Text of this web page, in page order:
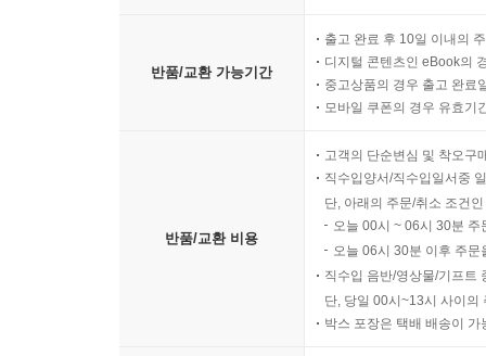
반품/교환 가능기간
출고 완료 후 10일 이내의
디지털 콘텐츠인 eBook의
중고상품의 경우 출고 완료
모바일 쿠폰의 경우 유효기
반품/교환 비용
고객의 단순변심 및 착오구
직수입양서/직수입일서중
단, 아래의 주문/취소 조건
오늘 00시 ~ 06시 30분
오늘 06시 30분 이후 주
직수입 음반/영상물/기프트
단, 당일 00시~13시 사이의
박스 포장은 택배 배송이